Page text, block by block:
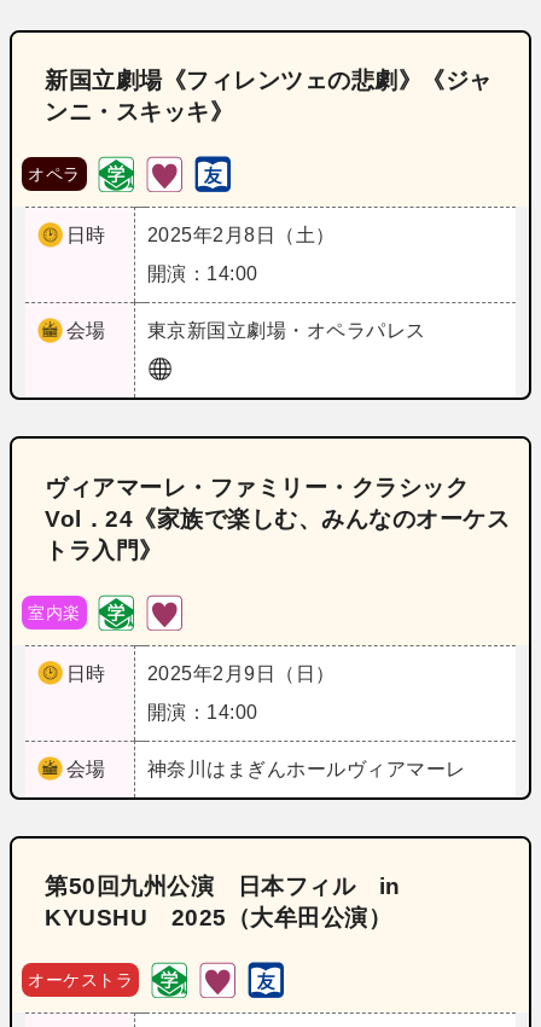
新国立劇場《フィレンツェの悲劇》《ジャ
ンニ・スキッキ》
オペラ
日時
2025年2月8日（土）
開演：14:00
会場 東京新国立劇場・オペラパレス
ヴィアマーレ・ファミリー・クラシック
Vol．24《家族で楽しむ、みんなのオーケス
トラ入門》
室内楽
日時
2025年2月9日（日）
開演：14:00
会場 神奈川 はまぎんホールヴィアマーレ
第50回九州公演 日本フィル in
KYUSHU 2025（大牟田公演）
オーケストラ